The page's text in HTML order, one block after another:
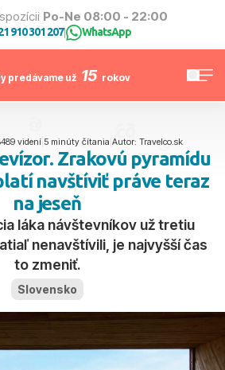
Po-Ne 08:00 - 22:00
910 301 207| WhatsApp
predávame už 15 rokov
videní| 5 minúty čítania Autor: Travelco.sk
Zrakovú pyramídu
navštíviť práve teraz
na jeseň
láka návštevníkov už tretiu
nenavštívili, je najvyšší čas
to zmeniť.
Slovensko